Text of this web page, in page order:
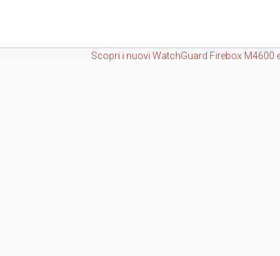
Scopri i nuovi WatchGuard Firebox M4600